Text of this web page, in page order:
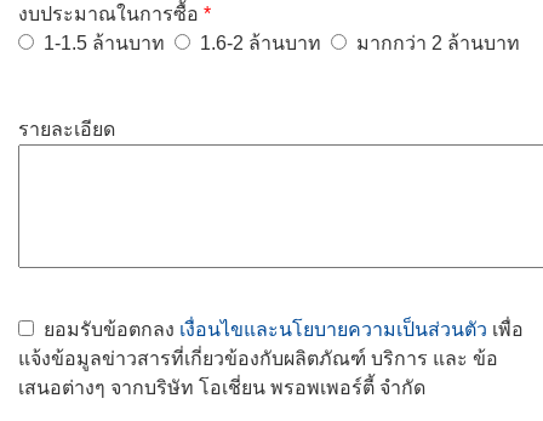
งบประมาณในการซื้อ *
1-1.5 ล้านบาท
1.6-2 ล้านบาท มากกว่า 2 ล้านบาท
รายละเอียด
ยอมรับข้อตกลง เงื่อนไขและนโยบายความเป็นส่วนตัว เพื่อ
แจ้งข้อมูลข่าวสารที่เกี่ยวข้องกับผลิตภัณฑ์ บริการ และ ข้อ
เสนอต่างๆ จากบริษัท โอเชี่ยน พรอพเพอร์ตี้ จำกัด